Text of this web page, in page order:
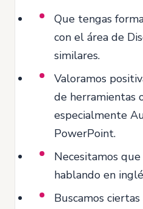
Que tengas
con el área de
similares.
Valoramos
de herramientas
especialmente
PowerPoint.
Necesitamos
hablando en
Buscamos